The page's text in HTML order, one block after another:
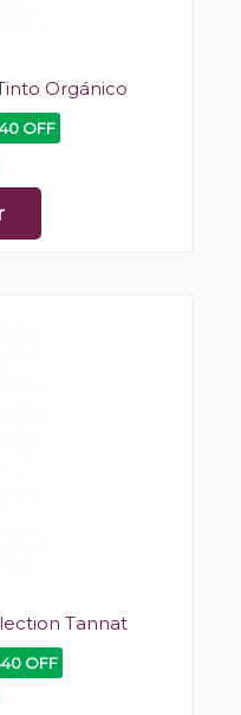
Orgánico
OFF
Tannat
OFF